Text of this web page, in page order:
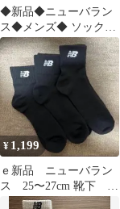
◆新品◆ニューバラン
ス◆メンズ◆ ソックス
3足組◆ブラック◆26-
28cm◆
¥ 1,199
ｅ新品 ニューバラン
ス 25〜27cm 靴下 お
得 ソックス メン